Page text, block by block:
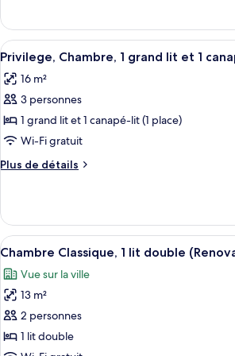
lit
double
le
type
de
chambre
Chambre
Classique,
lit
double
Afficher
toutes
les
photos
pour
ce
type
de
Privilege,
Chambre,
1
grand
lit
et
1
canapé-
Une
7
Privilege, Chambre, 1 grand lit et 1
16 m²
3 personnes
1 grand lit et 1 canapé-lit (1 place)
Wi-Fi gratuit
Plus de détails
Plus
le
type
de
Privilege,
Chambre,
grand
lit
et
Afficher
toutes
les
photos
pour
ce
Une
13
Chambre Classique, 1 lit double
Vue sur la ville
13 m²
2 personnes
1 lit double